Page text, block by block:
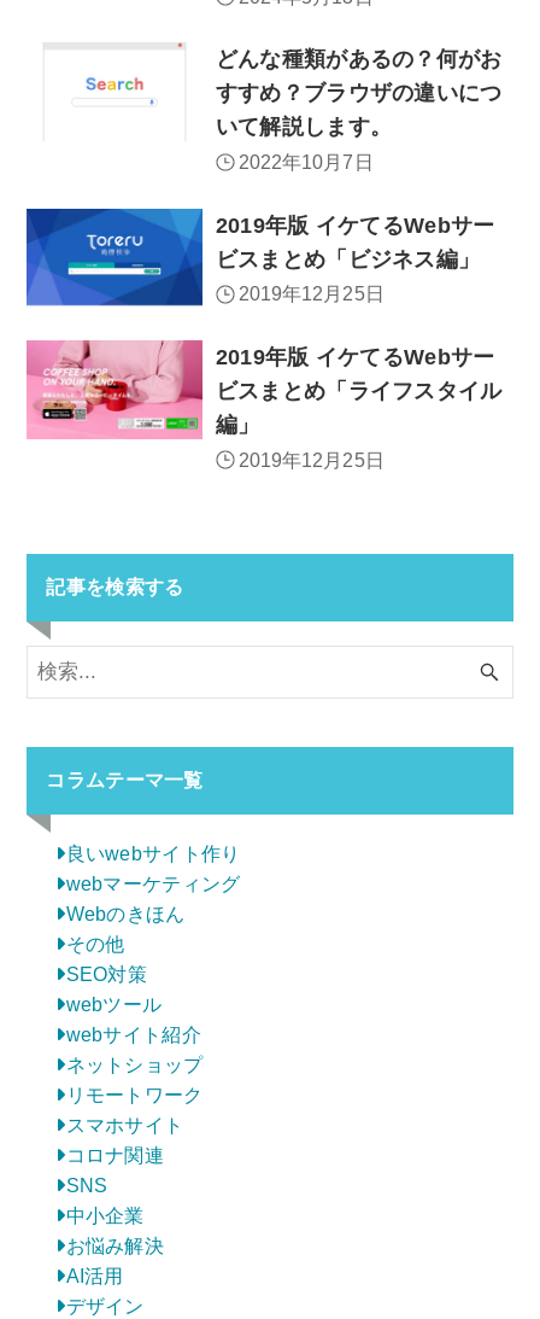
どんな種類があるの？何がお
すすめ？ブラウザの違いにつ
いて解説します。
2022年10月7日
2019年版 イケてるWebサー
ビスまとめ「ビジネス編」
2019年12月25日
2019年版 イケてるWebサー
ビスまとめ「ライフスタイル
編」
2019年12月25日
記事を検索する
コラムテーマ一覧
良いwebサイト作り
webマーケティング
Webのきほん
その他
SEO対策
webツール
webサイト紹介
ネットショップ
リモートワーク
スマホサイト
コロナ関連
SNS
中小企業
お悩み解決
AI活用
デザイン